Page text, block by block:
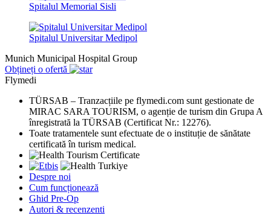
Spitalul Memorial Sisli
Spitalul Universitar Medipol
Munich Municipal Hospital Group
Obțineți o ofertă
Flymedi
TÜRSAB – Tranzacțiile pe flymedi.com sunt gestionate de
MIRAC SARA TOURISM, o agenție de turism din Grupa A
înregistrată la TÜRSAB (Certificat Nr.: 12276).
Toate tratamentele sunt efectuate de o instituție de sănătate
certificată în turism medical.
Despre noi
Cum funcționează
Ghid Pre-Op
Autori & recenzenti